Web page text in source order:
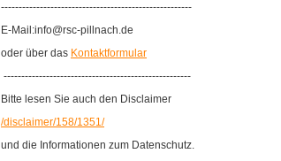
------------------------------------------------------
E-Mail:info@rsc-pillnach.de
oder über das Kontaktformular
-----------------------------------------------------
Bitte lesen Sie auch den Disclaimer
/disclaimer/158/1351/
und die Informationen zum Datenschutz.